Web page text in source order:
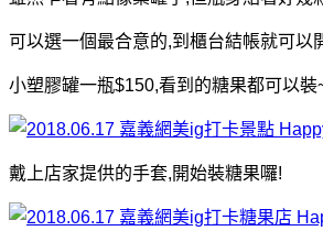
可以選一個最合意的,到櫃台結帳就可以
小塑膠罐一瓶$150,看到的糖果都可以裝
戴上店家提供的手套,開始裝糖果囉!